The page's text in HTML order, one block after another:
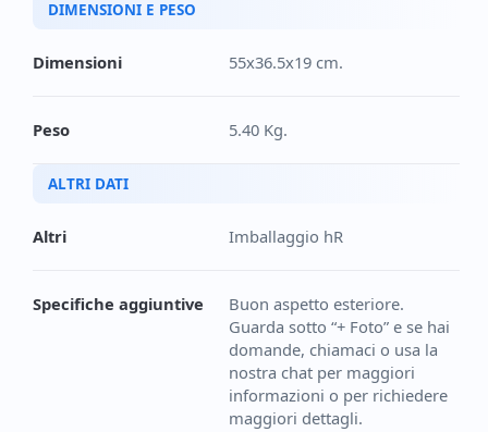
DIMENSIONI E PESO
Dimensioni 55x36.5x19 cm.
Peso 5.40 Kg.
ALTRI DATI
Altri Imballaggio hR
Specifiche aggiuntive
Buon aspetto esteriore.
Guarda sotto “+ Foto” e se hai
domande, chiamaci o usa la
nostra chat per maggiori
informazioni o per richiedere
maggiori dettagli.